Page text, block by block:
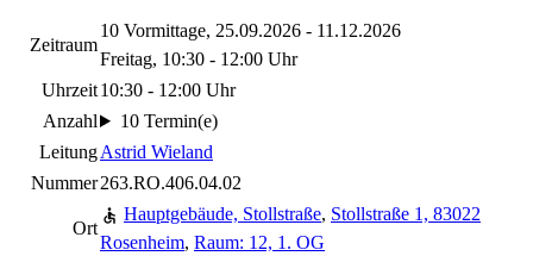
Zeitraum
10 Vormittage, 25.09.2026 - 11.12.2026
Freitag, 10:30 - 12:00 Uhr
Uhrzeit10:30 - 12:00 Uhr
Anzahl
10 Termin(e)
LeitungAstrid Wieland
Nummer263.RO.406.04.02
Ort
Hauptgebäude, Stollstraße, Stollstraße 1, 83022
Rosenheim, Raum: 12, 1. OG